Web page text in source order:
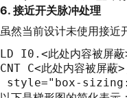
6. 接近开关脉冲处理
虽然当前设计未使用接近
LD I0.<此处内容被屏
CNT C<此处内容被屏
style="box-sizing: